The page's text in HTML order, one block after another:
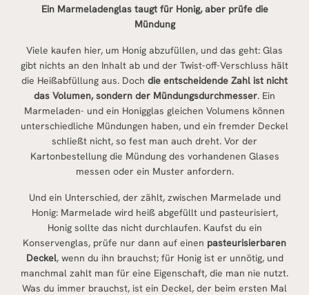
Ein Marmeladenglas taugt für Honig, aber prüfe die
Mündung
Viele kaufen hier, um Honig abzufüllen, und das geht: Glas
gibt nichts an den Inhalt ab und der Twist-off-Verschluss hält
die Heißabfüllung aus. Doch die entscheidende Zahl ist nicht
das Volumen, sondern der Mündungsdurchmesser. Ein
Marmeladen- und ein Honigglas gleichen Volumens können
unterschiedliche Mündungen haben, und ein fremder Deckel
schließt nicht, so fest man auch dreht. Vor der
Kartonbestellung die Mündung des vorhandenen Glases
messen oder ein Muster anfordern.
Und ein Unterschied, der zählt, zwischen Marmelade und
Honig: Marmelade wird heiß abgefüllt und pasteurisiert,
Honig sollte das nicht durchlaufen. Kaufst du ein
Konservenglas, prüfe nur dann auf einen pasteurisierbaren
Deckel, wenn du ihn brauchst; für Honig ist er unnötig, und
manchmal zahlt man für eine Eigenschaft, die man nie nutzt.
Was du immer brauchst, ist ein Deckel, der beim ersten Mal